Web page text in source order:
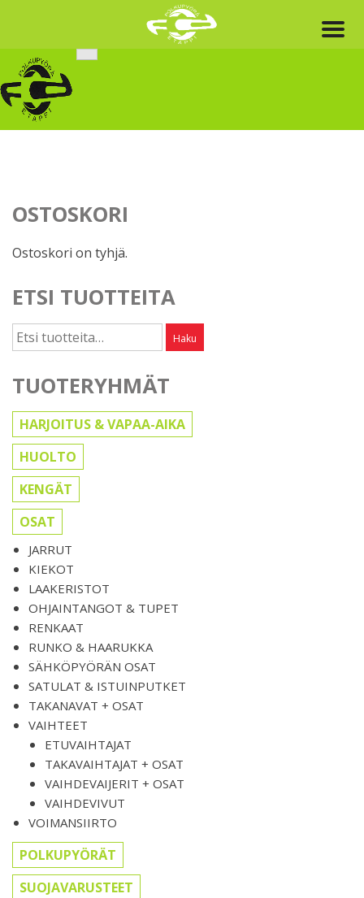
content
OSTOSKORI
Ostoskori on tyhjä.
ETSI TUOTTEITA
Etsi: Haku
TUOTERYHMÄT
HARJOITUS & VAPAA-AIKA
HUOLTO
KENGÄT
OSAT
JARRUT
KIEKOT
LAAKERISTOT
OHJAINTANGOT & TUPET
RENKAAT
RUNKO & HAARUKKA
SÄHKÖPYÖRÄN OSAT
SATULAT & ISTUINPUTKET
TAKANAVAT + OSAT
VAIHTEET
ETUVAIHTAJAT
TAKAVAIHTAJAT + OSAT
VAIHDEVAIJERIT + OSAT
VAIHDEVIVUT
VOIMANSIIRTO
POLKUPYÖRÄT
SUOJAVARUSTEET